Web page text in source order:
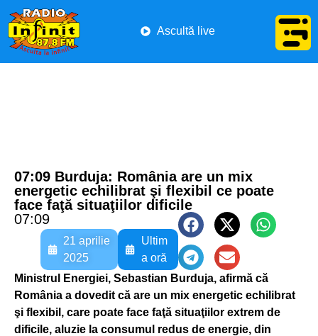
Ascultă live
07:09 Burduja: România are un mix
energetic echilibrat şi flexibil ce poate
face faţă situaţiilor dificile
07:09
21 aprilie
2025
Ultim
a oră
Ministrul Energiei, Sebastian Burduja, afirmă că
România a dovedit că are un mix energetic echilibrat
şi flexibil, care poate face faţă situaţiilor extrem de
dificile, aluzie la consumul redus de energie, din